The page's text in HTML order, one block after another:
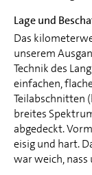
Lage und
Das
unserem
Technik des
einfachen,
Teilabschnitten
breites
abgedeckt.
eisig und hart.
war weich, nass